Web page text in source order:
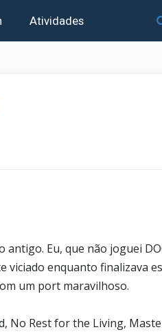
Atividades
antigo. Eu, que não joguei
viciado enquanto finalizava
um port maravilhoso.
No Rest for the Living,